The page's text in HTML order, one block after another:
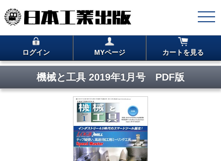
ログイン MYページ カートを見る
機械と工具 2019年1月号 PDF版